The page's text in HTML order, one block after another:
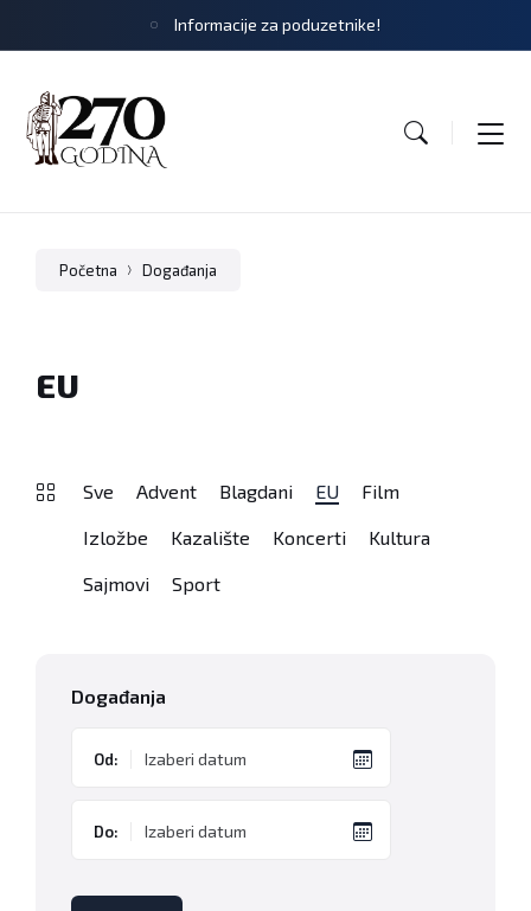
Informacije za poduzetnike!
Početna Događanja
EU
Sve Advent Blagdani EU Film
Izložbe Kazalište Koncerti Kultura
Sajmovi Sport
Događanja
Od:
Do: